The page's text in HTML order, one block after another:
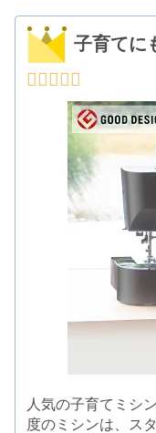
子育てに
人気の子育てミシ
度のミシンは、ス